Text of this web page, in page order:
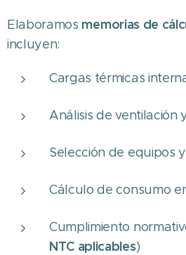
Elaboramos memorias de
incluyen:
Cargas térmicas
Análisis de ventilación
Selección de equipos
Cálculo de consumo
Cumplimiento
NTC aplicables)